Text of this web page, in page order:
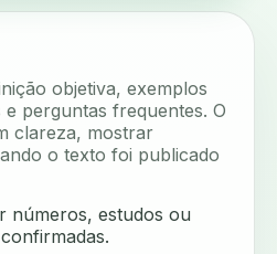
objetiva, exemplos
perguntas frequentes. O
clareza, mostrar
o texto foi publicado
números, estudos ou